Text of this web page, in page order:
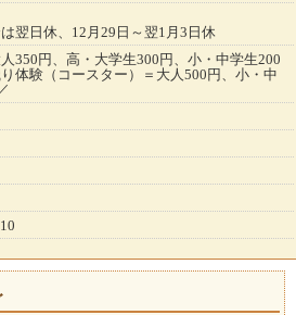
翌日休、12月29日～翌1月3日休
350円、高・大学生300円、小・中学生200
体験（コースター）＝大人500円、小・中